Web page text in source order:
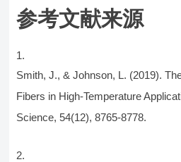
参考文献来源
Smith, J., & Johnson, L. (2019).
Fibers in High-Temperature
Science, 54(12), 8765-8778.